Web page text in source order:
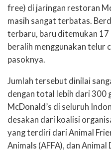
free) di jaringan restoran
masih sangat terbatas.
terbaru, baru ditemukan 17
beralih menggunakan telur
pasoknya.
Jumlah tersebut dinilai
dengan total lebih dari 300
McDonald’s di seluruh
desakan dari koalisi
yang terdiri dari Animal
Animals (AFFA), dan Animal